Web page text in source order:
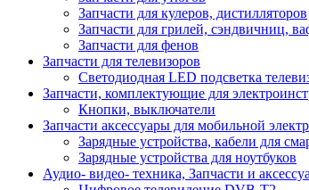
Запчасти для кулеров, дистилляторов
Запчасти для грилей, сэндвичниц,
Запчасти для фенов
Запчасти для телевизоров
Светодиодная LED подсветка
Запчасти, комплектующие для
Кнопки, выключатели
Запчасти аксессуары для мобильной
Зарядные устройства, кабели для
Зарядные устройства для ноутбуков
Аудио- видео- техника, Запчасти и